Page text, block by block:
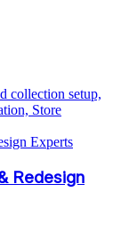
collection setup,
Store
Redesign